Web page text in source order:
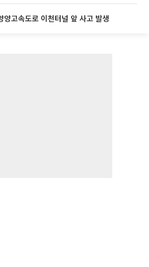
양고속도로 이천터널 앞 사고 발생